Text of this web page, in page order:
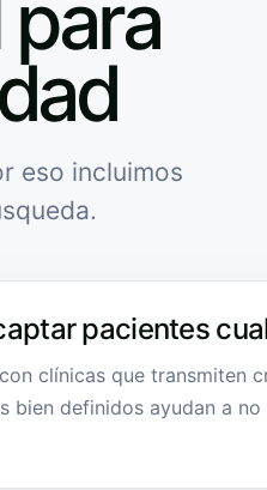
eso incluimos
pacientes
clínicas que transmiten
bien definidos ayudan a no